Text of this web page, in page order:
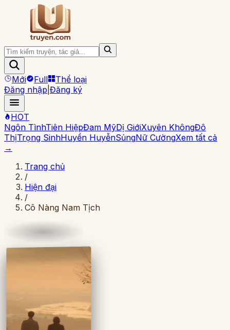
Mới Full
Thể loại
Đăng nhập Đăng ký
HOT
Ngôn TìnhTiên HiệpĐam MỹDị GiớiXuyên KhôngĐô
ThịTrọng SinhHuyền HuyễnSủngNữ CườngXem tất cả
→
Trang chủ
/
Hiện đại
/
Cô Nàng Nam Tịch